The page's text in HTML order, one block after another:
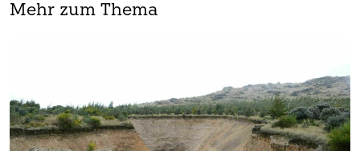
Mehr zum Thema